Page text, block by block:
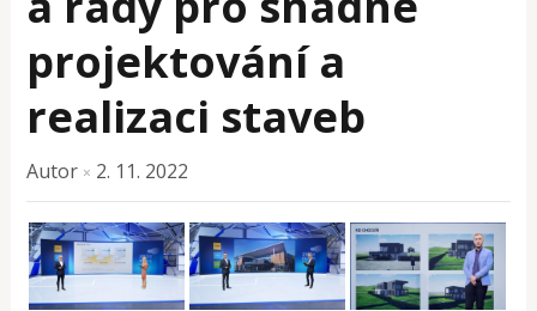
projektování a
realizaci staveb
Autor × 2. 11. 2022